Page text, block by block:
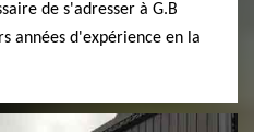
de s'adresser à G.B
années d'expérience en la